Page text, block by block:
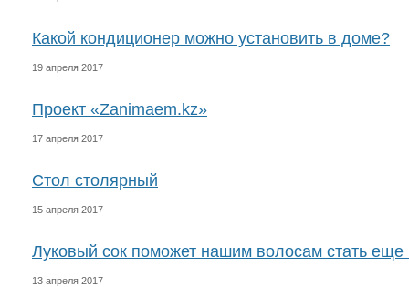
Какой кондиционер можно установить в доме?
19 апреля 2017
Проект «Zanimaem.kz»
17 апреля 2017
Стол столярный
15 апреля 2017
Луковый сок поможет нашим волосам стать еще
13 апреля 2017